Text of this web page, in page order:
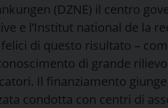
(DZNE) il centro
e l’Institut national de la
felici di questo risultato –
di grande
Il finanziamento
condotta con centri di